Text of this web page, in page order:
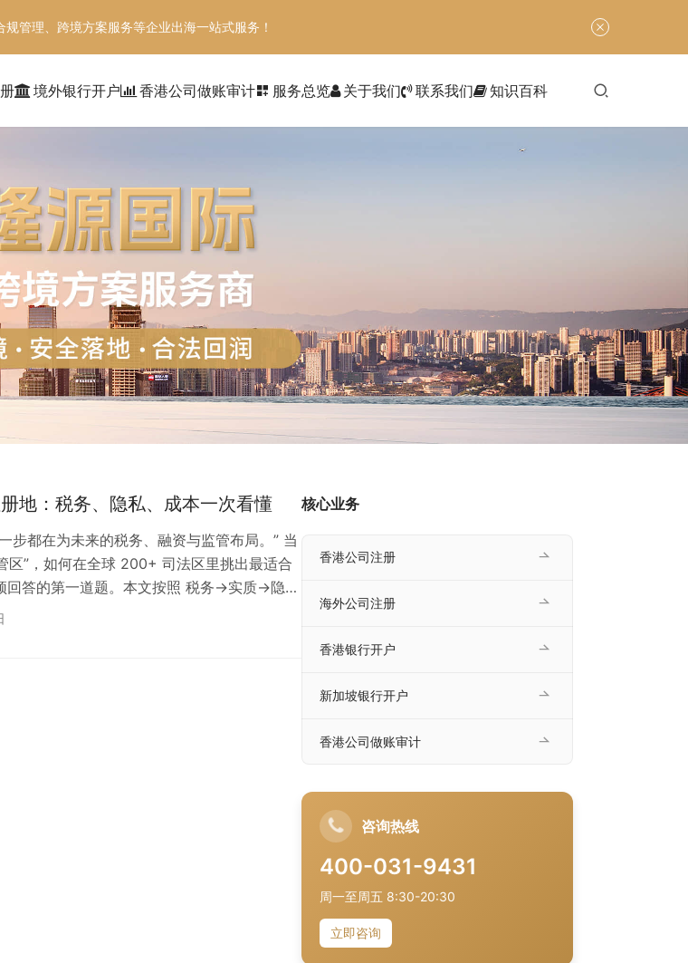
管理、跨境方案服务等企业出海一站式服务！
境外银行开户 香港公司做账审计dashboard_customize 服务总览 关于我们 联系我们 知识百科
地：税务、隐私、成本一次看懂
都在为未来的税务、融资与监管布局。” 当
区”，如何在全球 200+ 司法区里挑出最适合
回答的第一道题。本文按照 税务→实质→隐私
→声誉 八大维度，横向比较 香港、新加
核心业务
香港公司注册
海外公司注册
香港银行开户
新加坡银行开户
香港公司做账审计
咨询热线
400-031-9431
周一至周五 8:30-20:30
立即咨询